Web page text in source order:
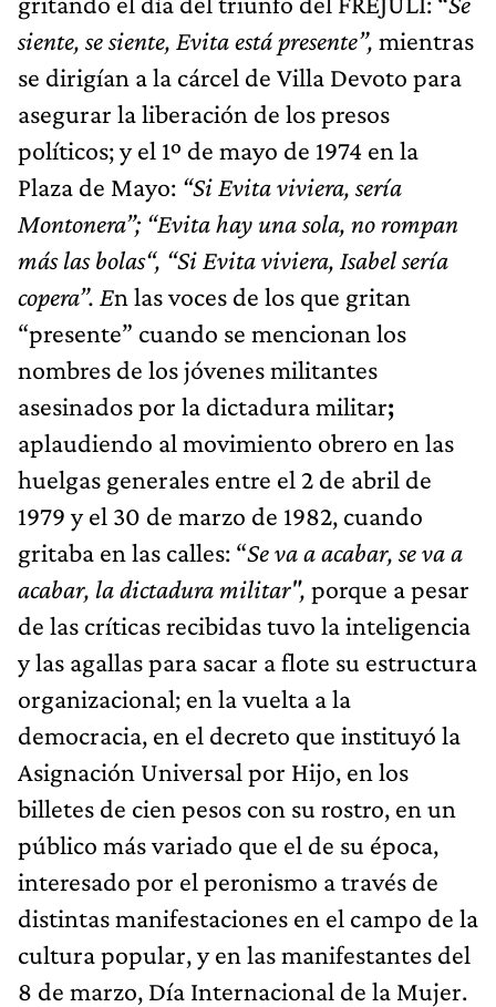
siente, se siente, Evita está presente”, mientras
se dirigían a la cárcel de Villa Devoto para
asegurar la liberación de los presos
políticos; y el 1º de mayo de 1974 en la
Plaza de Mayo: “Si Evita viviera, sería
Montonera”; “Evita hay una sola, no rompan
más las bolas“, “Si Evita viviera, Isabel sería
copera”. En las voces de los que gritan
“presente” cuando se mencionan los
nombres de los jóvenes militantes
asesinados por la dictadura militar;
aplaudiendo al movimiento obrero en las
huelgas generales entre el 2 de abril de
1979 y el 30 de marzo de 1982, cuando
gritaba en las calles: “Se va a acabar, se va a
acabar, la dictadura militar", porque a pesar
de las críticas recibidas tuvo la inteligencia
y las agallas para sacar a flote su estructura
organizacional; en la vuelta a la
democracia, en el decreto que instituyó la
Asignación Universal por Hijo, en los
billetes de cien pesos con su rostro, en un
público más variado que el de su época,
interesado por el peronismo a través de
distintas manifestaciones en el campo de la
cultura popular, y en las manifestantes del
8 de marzo, Día Internacional de la Mujer.